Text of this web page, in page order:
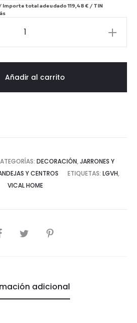
Importe total adeudado119,48 € / TIN
Añadir al carrito
DECORACIÓN, JARRONES Y
Y CENTROS ETIQUETAS: LGVH,
VICAL HOME
adicional